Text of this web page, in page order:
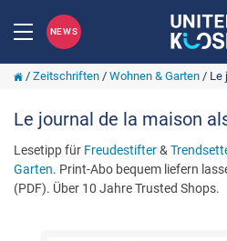
NEWS
/ Zeitschriften/ Wohnen & Garten/ Le
Le journal de la maison
Lesetipp für Freudestifter&
Garten. Print-Abo bequem liefern
(PDF). Über 10 Jahre Trusted Shops.